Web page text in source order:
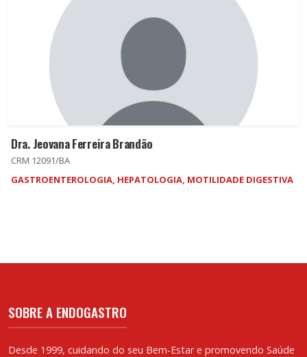
Dra. Jeovana Ferreira Brandão
CRM 12091/BA
GASTROENTEROLOGIA, HEPATOLOGIA, MOTILIDADE DIGESTIVA
SOBRE A ENDOGASTRO
Desde 1999, cuidando do seu Bem-Estar e promovendo Saúde